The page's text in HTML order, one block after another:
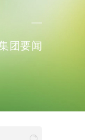
—
团要闻